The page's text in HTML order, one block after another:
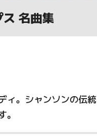
名曲集
。シャンソンの伝統